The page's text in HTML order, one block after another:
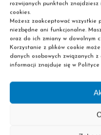
rozwijanych punktach
cookies.
Możesz zaakceptować
niezbędne ani funkcjonalne.
oraz do ich zmiany w dowolnym
Korzystanie z plików cookie
danych osobowych związanych
informacji znajduje się w Polityce
Laminowanie i lifting
Masaż relaksacyjny
Masaż bańką chińską
Makijaż dzienny i
Masaż Kobido
Fakturowanie z
Księgowość od
Prowadzenie
Pierwsza pomoc